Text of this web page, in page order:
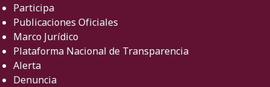
Participa
Publicaciones Oficiales
Marco Jurídico
Plataforma Nacional de Transparencia
Alerta
Denuncia